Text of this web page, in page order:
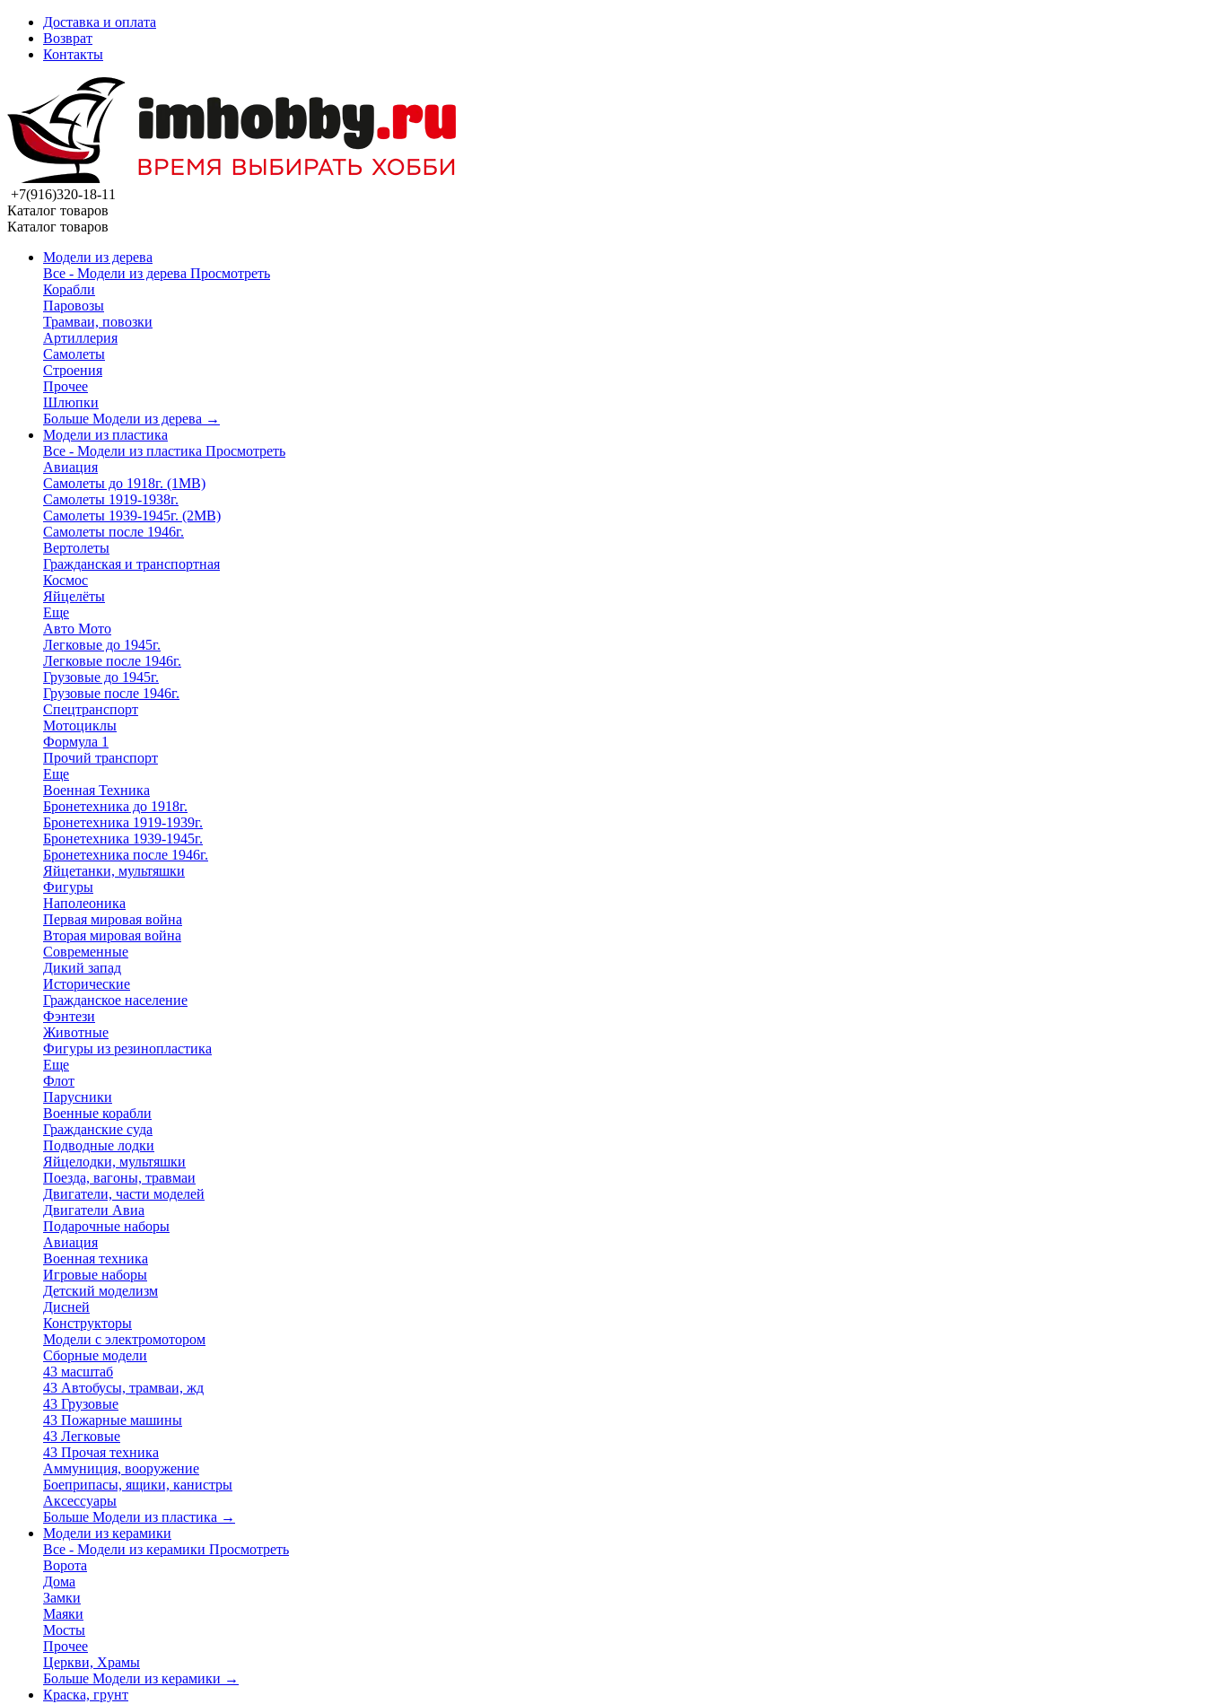
Доставка и оплата
Возврат
Контакты
+7(916)320-18-11
Каталог товаров
Каталог товаров
Модели из дерева
Все - Модели из дерева Просмотреть
Корабли
Паровозы
Трамваи, повозки
Артиллерия
Самолеты
Строения
Прочее
Шлюпки
Больше Модели из дерева →
Модели из пластика
Все - Модели из пластика Просмотреть
Авиация
Самолеты до 1918г. (1МВ)
Самолеты 1919-1938г.
Самолеты 1939-1945г. (2МВ)
Самолеты после 1946г.
Вертолеты
Гражданская и транспортная
Космос
Яйцелёты
Еще
Авто Мото
Легковые до 1945г.
Легковые после 1946г.
Грузовые до 1945г.
Грузовые после 1946г.
Спецтранспорт
Мотоциклы
Формула 1
Прочий транспорт
Еще
Военная Техника
Бронетехника до 1918г.
Бронетехника 1919-1939г.
Бронетехника 1939-1945г.
Бронетехника после 1946г.
Яйцетанки, мультяшки
Фигуры
Наполеоника
Первая мировая война
Вторая мировая война
Современные
Дикий запад
Исторические
Гражданское население
Фэнтези
Животные
Фигуры из резинопластика
Еще
Флот
Парусники
Военные корабли
Гражданские суда
Подводные лодки
Яйцелодки, мультяшки
Поезда, вагоны, травмаи
Двигатели, части моделей
Двигатели Авиа
Подарочные наборы
Авиация
Военная техника
Игровые наборы
Детский моделизм
Дисней
Конструкторы
Модели с электромотором
Сборные модели
43 масштаб
43 Автобусы, трамваи, жд
43 Грузовые
43 Пожарные машины
43 Легковые
43 Прочая техника
Аммуниция, вооружение
Боеприпасы, ящики, канистры
Аксессуары
Больше Модели из пластика →
Модели из керамики
Все - Модели из керамики Просмотреть
Ворота
Дома
Замки
Маяки
Мосты
Прочее
Церкви, Храмы
Больше Модели из керамики →
Краска, грунт